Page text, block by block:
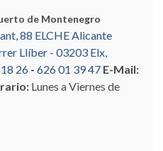
de Montenegro
88 ELCHE Alicante
Llíber - 03203 Elx,
26 - 626 01 39 47 E-Mail:
Lunes a Viernes de